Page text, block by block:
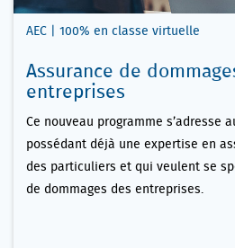
AEC | 100% en classe virtuelle
Assurance de
entreprises
Ce nouveau programme s’adresse
possédant déjà une expertise en
des particuliers et qui veulent se
de dommages des entreprises.